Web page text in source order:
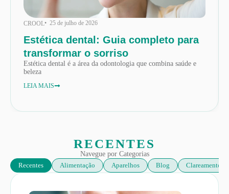
CROOL• 25 de julho de 2026
Estética dental: Guia completo para
transformar o sorriso
Estética dental é a área da odontologia que combina saúde e
beleza
LEIA MAIS
RECENTES
Navegue por Categorias
Alimentação
Aparelhos Blog Clareamento
Recentes